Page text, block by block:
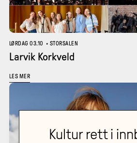
LØRDAG 03.10 • STORSALEN
Larvik Korkveld
LES MER
Kultur rett i